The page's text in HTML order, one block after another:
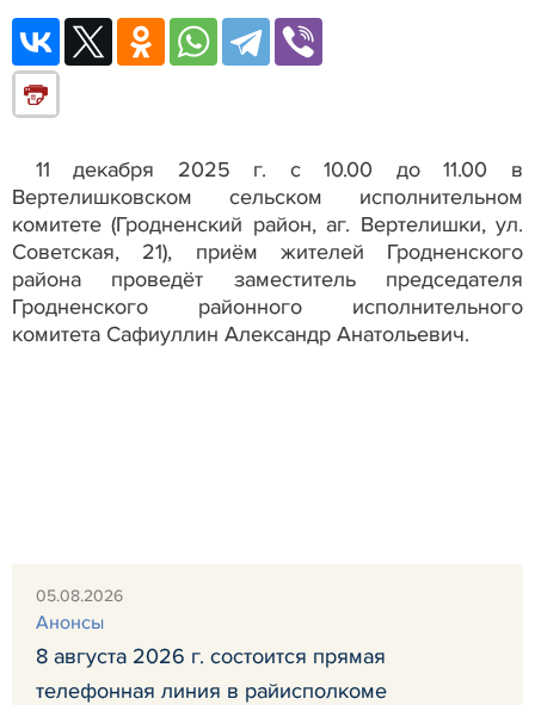
11 декабря 2025 г. с 10.00 до 11.00 в
Вертелишковском сельском исполнительном
комитете (Гродненский район, аг. Вертелишки, ул.
Советская, 21), приём жителей Гродненского
района проведёт заместитель председателя
Гродненского районного исполнительного
комитета Сафиуллин Александр Анатольевич.
05.08.2026
Анонсы
8 августа 2026 г. состоится прямая
телефонная линия в райисполкоме